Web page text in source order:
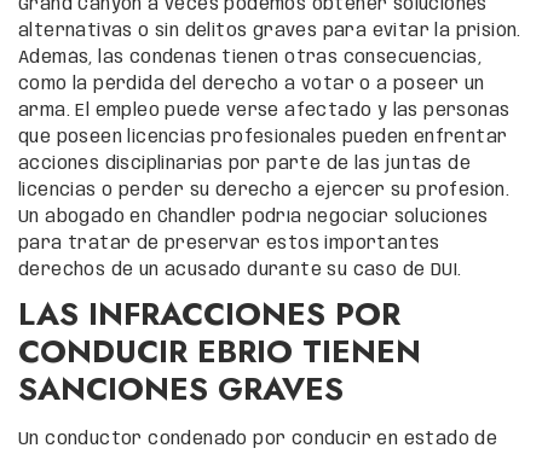
Grand Canyon a veces podemos obtener soluciones
alternativas o sin delitos graves para evitar la prisión.
Además, las condenas tienen otras consecuencias,
como la pérdida del derecho a votar o a poseer un
arma. El empleo puede verse afectado y las personas
que poseen licencias profesionales pueden enfrentar
acciones disciplinarias por parte de las juntas de
licencias o perder su derecho a ejercer su profesión.
Un abogado en Chandler podría negociar soluciones
para tratar de preservar estos importantes
derechos de un acusado durante su caso de DUI.
LAS INFRACCIONES POR
CONDUCIR EBRIO TIENEN
SANCIONES GRAVES
Un conductor condenado por conducir en estado de